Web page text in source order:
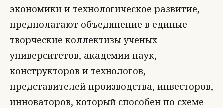
экономики и технологическое развитие,
предполагают объединение в единые
творческие коллективы ученых
университетов, академии наук,
конструкторов и технологов,
представителей производства, инвесторов,
инноваторов, который способен по схеме